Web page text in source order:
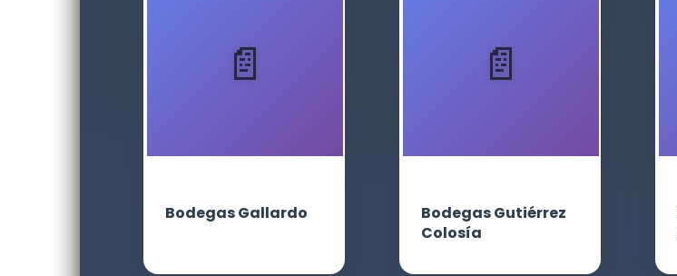
Bodegas Gallardo
Bodegas Gutiérrez
Colosía